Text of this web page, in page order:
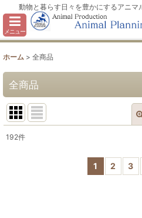
動物と暮らす日々を豊かにするアニマ
メニュー
ホーム > 全商品
全商品
192件
1 2 3